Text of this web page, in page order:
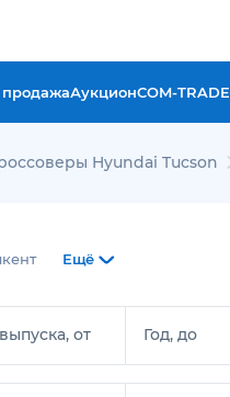
АукционCOM-TRADE
Hyundai Tucson
Ещё
от Год, до